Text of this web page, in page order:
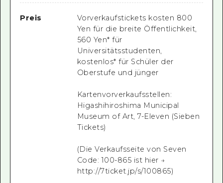
Preis
Vorverkaufstickets kosten 800
Yen für die breite Öffentlichkeit,
560 Yen* für
Universitätsstudenten,
kostenlos* für Schüler der
Oberstufe und jünger
Kartenvorverkaufsstellen:
Higashihiroshima Municipal
Museum of Art, 7-Eleven (Sieben
Tickets)
(Die Verkaufsseite von Seven
Code: 100-865 ist hier →
http://7ticket.jp/s/100865)